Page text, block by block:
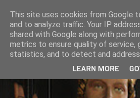
This site uses cookies from Google
and to analyze traffic. Your IP
shared with Google along with
metrics to ensure quality of service,
statistics, and to detect and address
LEARN MORE